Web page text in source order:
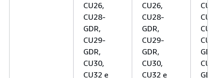
CU26,
CU28-
GDR,
CU29-
GDR,
CU30,
CU32 e
CU26,
CU28-
GDR,
CU29-
GDR,
CU30,
CU32 e